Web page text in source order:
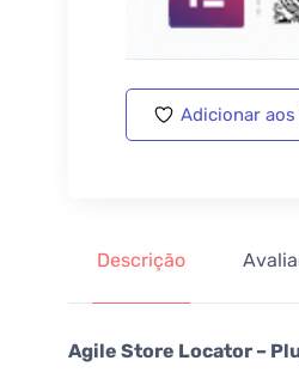
Adicionar
Descrição
Agile Store Locator –